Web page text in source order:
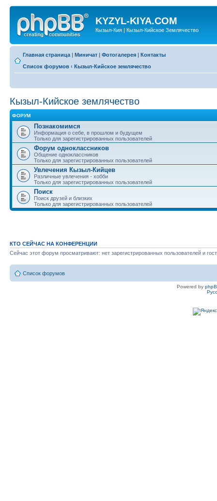
KYZYL-KIYA.COM
Кызыл-Кия | Кызыл-Кийское Землячество
Главная страница | Миничат | Фотогалерея | Контакты
Список форумов ‹ Кызыл-Кийское землячество
Кызыл-Кийское землячество
ФОРУМ
Познакомимся
Информация о себе, в прошлом и будущем
Только для зарегистрированных пользователей
Форум одноклассников
Общение одноклассников
Только для зарегистрированных пользователей
Увлечения Кызыл-Кийцев
Различные увлечения - хобби
Только для зарегистрированных пользователей
Поиск
Поиск друзей и близких
Только для зарегистрированных пользователей
КТО СЕЙЧАС НА КОНФЕРЕНЦИИ
Сейчас этот форум просматривают: нет зарегистрированных пользователей и
Список форумов
Powered by